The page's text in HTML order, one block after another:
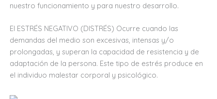
nuestro funcionamiento y para nuestro desarrollo.
El ESTRÉS NEGATIVO (DISTRÉS) Ocurre cuando las
demandas del medio son excesivas, intensas y/o
prolongadas, y superan la capacidad de resistencia y de
adaptación de la persona. Este tipo de estrés produce en
el individuo malestar corporal y psicológico.